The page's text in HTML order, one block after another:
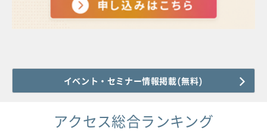
イベント・セミナー情報掲載(無料)
アクセス総合ランキング